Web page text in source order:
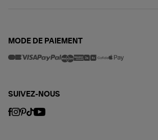
MODE DE PAIEMENT
SUIVEZ-NOUS